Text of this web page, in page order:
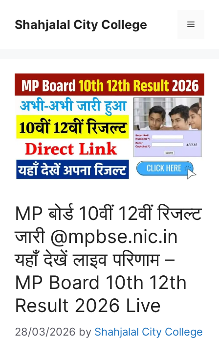
Shahjalal City College Menu
MP बोर्ड 10वीं 12वीं रिजल्ट
जारी @mpbse.nic.in
यहाँ देखें लाइव परिणाम –
MP Board 10th 12th
Result 2026 Live
28/03/2026 by Shahjalal City College